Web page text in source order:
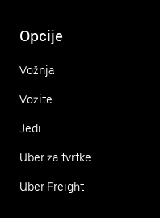
Opcije
Vožnja
Vozite
Jedi
Uber za tvrtke
Uber Freight